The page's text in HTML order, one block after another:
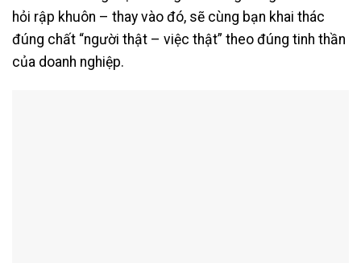
hỏi rập khuôn – thay vào đó, sẽ cùng bạn khai thác
đúng chất “người thật – việc thật” theo đúng tinh thần
của doanh nghiệp.